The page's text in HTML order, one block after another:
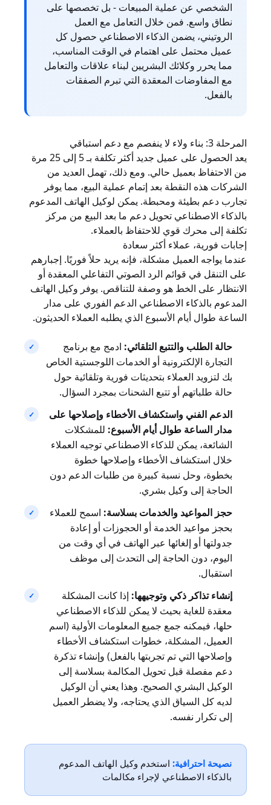
الشخصي عن عملية المبيعات - بل تخصصها على
نطاق واسع. فمن خلال التعامل مع العمل
الروتيني، يضمن الذكاء الاصطناعي حصول كل
عميل محتمل على اهتمام في الوقت المناسب،
مما يحرر وكلائك البشريين لبناء علاقات والتعامل
مع المفاوضات المعقدة التي تبرم الصفقات
بالفعل.
المرحلة 3: بناء ولاء لا ينفصم مع دعم استباقي
يعد الحصول على عميل جديد أكثر تكلفة بـ 5 إلى 25 مرة
من الاحتفاظ بعميل حالي. ومع ذلك، تهمل العديد من
الشركات هذه النقطة بعد إتمام عملية البيع، مما يوفر
تجارب دعم بطيئة ومحبطة. يمكن لوكيل الهاتف المدعوم
بالذكاء الاصطناعي تحويل دعم ما بعد البيع من مركز
تكلفة إلى محرك قوي للاحتفاظ بالعملاء.
إجابات فورية، عملاء أكثر سعادة
عندما يواجه العميل مشكلة، فإنه يريد حلاً فوريًا. إجبارهم
على التنقل في قوائم الرد الصوتي التفاعلي المعقدة أو
الانتظار على الخط هو وصفة للتناقص. يوفر وكيل الهاتف
المدعوم بالذكاء الاصطناعي الدعم الفوري على مدار
الساعة طوال أيام الأسبوع الذي يطلبه العملاء الحديثون.
حالة الطلب والتتبع التلقائي: ادمج مع برنامج
التجارة الإلكترونية أو الخدمات اللوجستية الخاص
بك لتزويد العملاء بتحديثات فورية وتلقائية حول
حالة طلباتهم أو تتبع الشحنات بمجرد السؤال.
الدعم الفني واستكشاف الأخطاء وإصلاحها على
مدار الساعة طوال أيام الأسبوع: للمشكلات
الشائعة، يمكن للذكاء الاصطناعي توجيه العملاء
خلال استكشاف الأخطاء وإصلاحها خطوة
بخطوة، وحل نسبة كبيرة من طلبات الدعم دون
الحاجة إلى وكيل بشري.
حجز المواعيد والخدمات بسلاسة: اسمح للعملاء
بحجز مواعيد الخدمة أو الحجوزات أو إعادة
جدولتها أو إلغائها عبر الهاتف في أي وقت من
اليوم، دون الحاجة إلى التحدث إلى موظف
استقبال.
إنشاء تذاكر ذكي وتوجيهها: إذا كانت المشكلة
معقدة للغاية بحيث لا يمكن للذكاء الاصطناعي
حلها، فيمكنه جمع جميع المعلومات الأولية (اسم
العميل، المشكلة، خطوات استكشاف الأخطاء
وإصلاحها التي تم تجربتها بالفعل) وإنشاء تذكرة
دعم مفصلة قبل تحويل المكالمة بسلاسة إلى
الوكيل البشري الصحيح. وهذا يعني أن الوكيل
لديه كل السياق الذي يحتاجه، ولا يضطر العميل
إلى تكرار نفسه.
نصيحة احترافية: استخدم وكيل الهاتف المدعوم
بالذكاء الاصطناعي لإجراء مكالمات